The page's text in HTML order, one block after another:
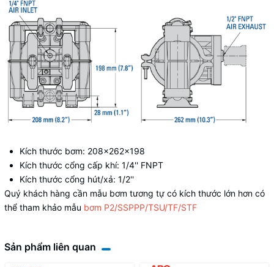
Kích thước bơm: 208x262x198
Kích thước cổng cấp khí: 1/4'' FNPT
Kích thước cổng hút/xả: 1/2''
Quý khách hàng cần mẫu bơm tương tự có kích thước lớn hơn có
thể tham khảo mẫu bơm P2/SSPPP/TSU/TF/STF
Sản phẩm liên quan